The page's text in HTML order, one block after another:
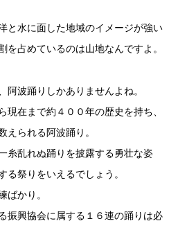
と水に面した地域のイメージが強い
を占めているのは山地なんですよ。
阿波踊りしかありませんよね。
現在まで約４００年の歴史を持ち、
えられる阿波踊り。
糸乱れぬ踊りを披露する勇壮な姿
る祭りをいえるでしょう。
ばかり。
振興協会に属する１６連の踊りは必